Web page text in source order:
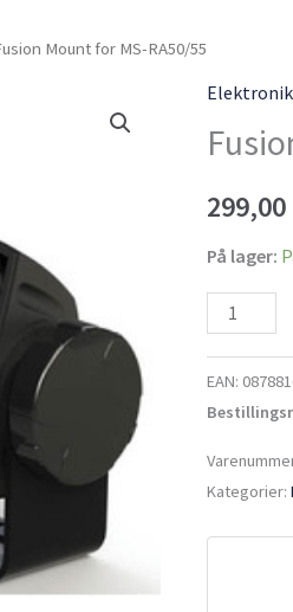
Mount for MS-RA50/55
299,00
På lager:
Mount
MS-
antal
EAN:
Kategorier: